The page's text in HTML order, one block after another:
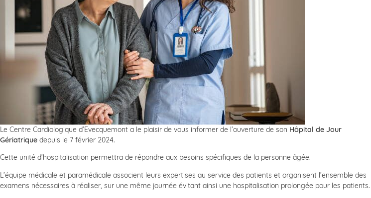
Le Centre Cardiologique d’Evecquemont a le plaisir de vous informer de l’ouverture de son Hôpital de Jour
Gériatrique depuis le 7 février 2024.
Cette unité d’hospitalisation permettra de répondre aux besoins spécifiques de la personne âgée.
L’équipe médicale et paramédicale associent leurs expertises au service des patients et organisent l’ensemble des
examens nécessaires à réaliser, sur une même journée évitant ainsi une hospitalisation prolongée pour les patients.